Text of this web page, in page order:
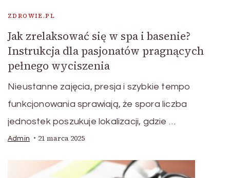
ZDROWIE.PL
Jak zrelaksować się w spa i basenie?
Instrukcja dla pasjonatów pragnących
pełnego wyciszenia
Nieustanne zajęcia, presja i szybkie tempo
funkcjonowania sprawiają, że spora liczba
jednostek poszukuje lokalizacji, gdzie …
Admin 21 marca 2025